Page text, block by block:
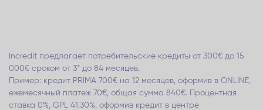
Incredit предлагает потребительские кредиты от 300€ до 15
000€ сроком от 3* до 84 месяцев.
Пример: кредит PRIMA 700€ на 12 месяцев, оформив в ONLINE,
ежемесячный платеж 70€, общая сумма 840€. Процентная
ставка 0%, GPL 41.30%, оформив кредит в центре